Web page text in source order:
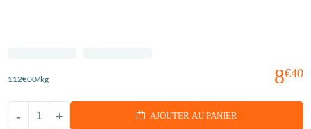
8€40
112€00/kg
+
- AJOUTER AU PANIER